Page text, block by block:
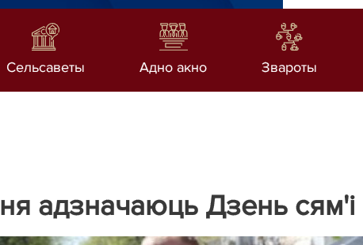
Сельсаветы Адно акно Звароты
адзначаюць Дзень сям'і